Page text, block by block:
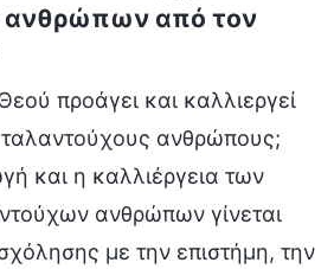
ανθρώπων από τον
προάγει και καλλιεργεί
ανθρώπους;
και η καλλιέργεια των
ανθρώπων γίνεται
με την επιστήμη, την